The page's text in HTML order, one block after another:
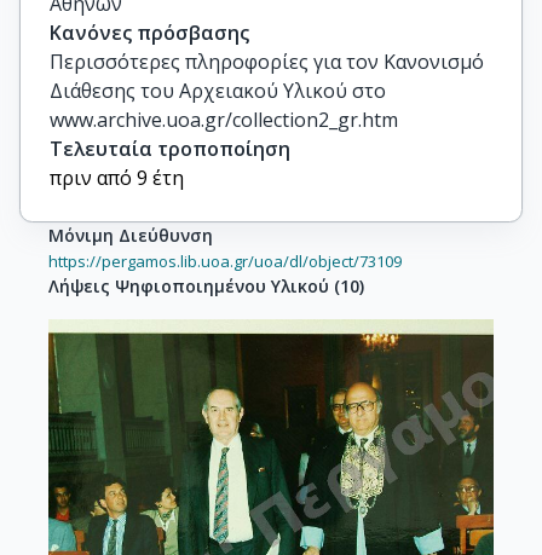
Κανόνες πρόσβασης
Περισσότερες πληροφορίες για τον Κανονισμό
Διάθεσης του Αρχειακού Υλικού στο
www.archive.uoa.gr/collection2_gr.htm
Τελευταία τροποποίηση
πριν από 9 έτη
Μόνιμη Διεύθυνση
https://pergamos.lib.uoa.gr/uoa/dl/object/73109
Λήψεις Ψηφιοποιημένου Υλικού (10)